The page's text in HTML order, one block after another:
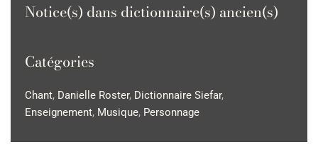
Notice(s) dans dictionnaire(s) ancien(s)
Catégories
Chant, Danielle Roster, Dictionnaire Siefar,
Enseignement, Musique, Personnage